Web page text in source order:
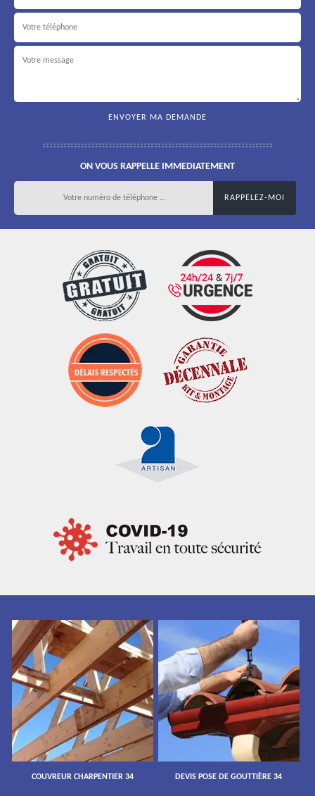
ON VOUS RAPPELLE IMMEDIATEMENT
COUVREUR CHARPENTIER 34 DEVIS POSE DE GOUTTIÈRE 34